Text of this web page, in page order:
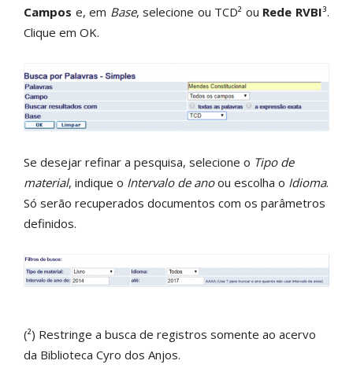
Campos e, em Base, selecione ou TCD² ou Rede RVBI³.
Clique em OK.
Se desejar refinar a pesquisa, selecione o Tipo de
material, indique o Intervalo de anoou escolha o Idioma.
Só serão recuperados documentos com os parâmetros
definidos.
(²) Restringe a busca de registros somente ao acervo
da Biblioteca Cyro dos Anjos.